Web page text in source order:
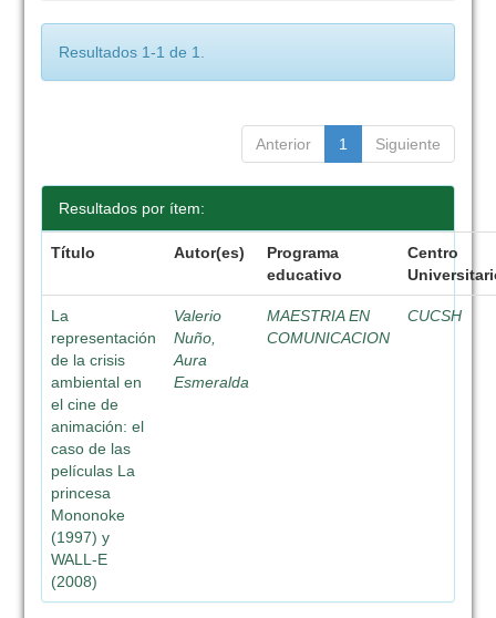
Resultados 1-1 de 1.
Anterior 1 Siguiente
Resultados por ítem:
Título Autor(es)
Programa
educativo
Centro
La
representación
de la crisis
ambiental en
el cine de
animación: el
caso de las
películas La
princesa
Mononoke
(1997) y
WALL-E
(2008)
Valerio
Nuño,
Aura
Esmeralda
MAESTRIA EN
COMUNICACION
CUCSH